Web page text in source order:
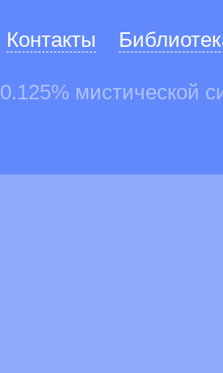
Контакты
0.125% мистической